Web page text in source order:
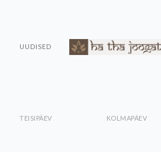
UUDISED
TEISIPÄEV KOLMAPÄEV